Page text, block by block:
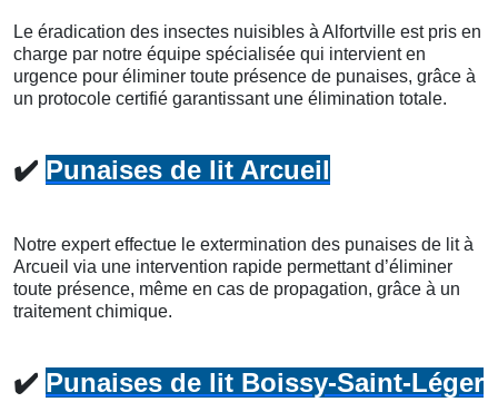
Le éradication des insectes nuisibles à Alfortville est pris en
charge par notre équipe spécialisée qui intervient en
urgence pour éliminer toute présence de punaises, grâce à
un protocole certifié garantissant une élimination totale.
✔️ Punaises de lit Arcueil
Notre expert effectue le extermination des punaises de lit à
Arcueil via une intervention rapide permettant d’éliminer
toute présence, même en cas de propagation, grâce à un
traitement chimique.
✔️ Punaises de lit Boissy-Saint-Léger